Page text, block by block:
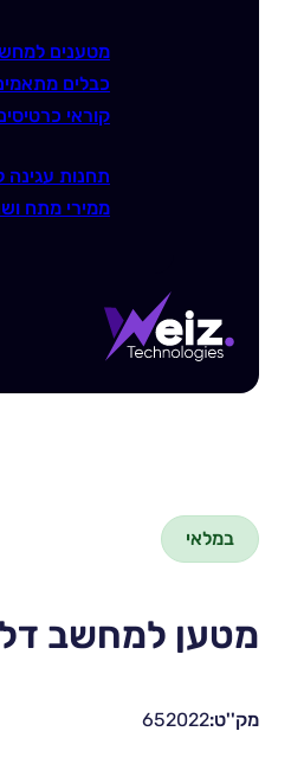
מטענים
כבלים
קוראי
תחנות עגינה
ממירי מתח
במלאי
מטען למחשב דל 45W בחיבור Dell TYPE-C
מק''ט:652022